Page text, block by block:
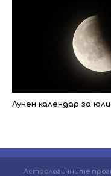
Лунен календар за юли
Астрологичните